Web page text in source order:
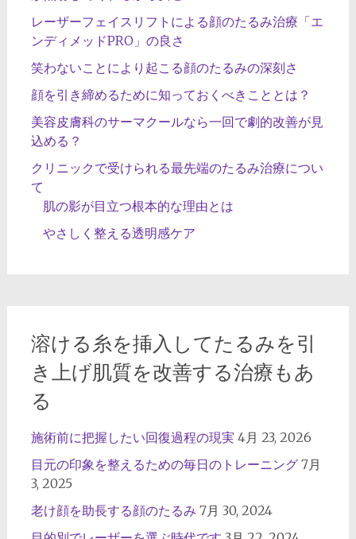
レーザーフェイスリフトによる顔のたるみ治療「エ
ンディメッドPRO」の良さ
笑わないことにより起こる顔のたるみの深刻さ
顔を引き締めるために知っておくべきこととは？
美容皮膚科のサーマクールなら一回で劇的改善が見
込める？
クリニックで受けられる最先端のたるみ治療につい
て
肌の影が目立つ根本的な理由とは
やさしく整える透明感ケア
溶ける糸を挿入してたるみを引
き上げ肌質を改善する治療もあ
る
施術前に把握したい回復過程の現実 4月 23, 2026
目元の印象を整えるための毎日のトレーニング 7月
3, 2025
老け顔を助長する顔のたるみ 7月 30, 2024